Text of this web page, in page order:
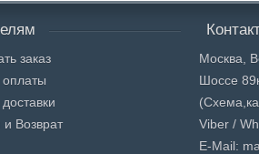
заказ
и Возврат
Москва,
Шоссе
(Схема,
Viber /
E-Mail: